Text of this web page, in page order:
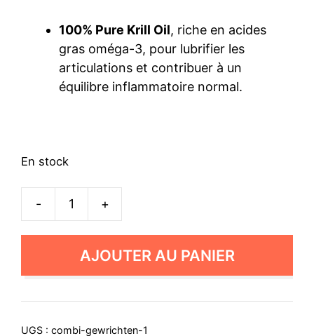
100% Pure Krill Oil, riche en acides
gras oméga-3, pour lubrifier les
articulations et contribuer à un
équilibre inflammatoire normal.
En stock
-
de
Le
+
AJOUTER AU PANIER
UGS : combi-gewrichten-1